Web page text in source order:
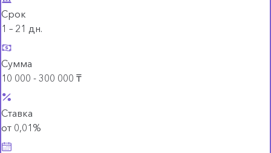
Срок
1 – 21 дн.
Сумма
10 000 - 300 000 ₸
Ставка
от 0,01%